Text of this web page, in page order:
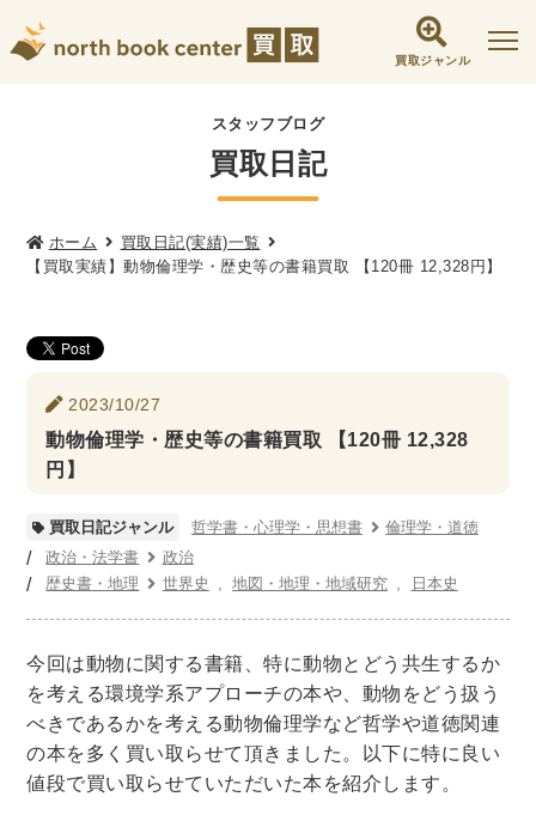
買取ジャンル
社会学書・人文書籍関係
哲学書・心理学・思想書
倫理学・道徳
文化人類学・民俗学
東洋哲学
現象学
西洋哲学 言語学 論理学
政治・法学書
社会学
軍事・外交・国際関係
日本史
考古学書
ビジネス書
マーケティング・セールス
マネジメント・人材管理・リーダーシップ
経営学
経済学・経済事情
経理・アカウンティング
金融・ファイナンス・投資
スタッフブログ
買取日記
ホーム
買取日記(実績)一覧
【買取実績】動物倫理学・歴史等の書籍買取 【120冊 12,328円】
2023/10/27
動物倫理学・歴史等の書籍買取 【120冊 12,328
円】
買取日記ジャンル 哲学書・心理学・思想書
倫理学・道徳
政治・法学書
政治
歴史書・地理
世界史 地図・地理・地域研究 日本史
今回は動物に関する書籍、特に動物とどう共生するか
を考える環境学系アプローチの本や、動物をどう扱う
べきであるかを考える動物倫理学など哲学や道徳関連
の本を多く買い取らせて頂きました。以下に特に良い
値段で買い取らせていただいた本を紹介します。